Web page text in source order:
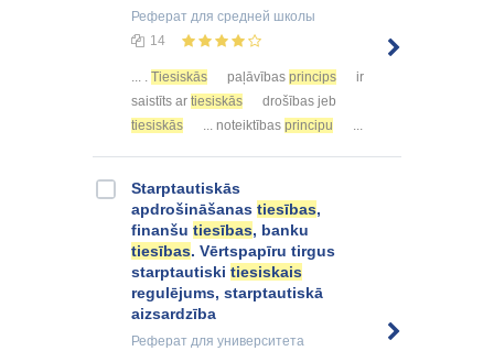
Реферат для средней школы
14
... . Tiesiskās paļāvības princips
ir
saistīts ar tiesiskās
drošības jeb
tiesiskās
... noteiktības principu ...
Starptautiskās
apdrošināšanas tiesības,
finanšu tiesības, banku
tiesības. Vērtspapīru tirgus
starptautiski tiesiskais
regulējums, starptautiskā
aizsardzība
Реферат для университета